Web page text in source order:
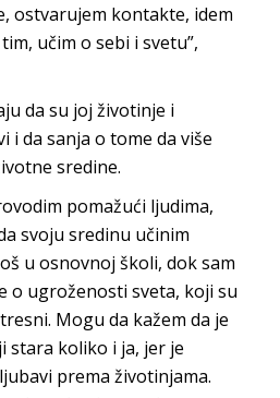
ostvarujem kontakte, idem
učim o sebi i svetu”,
da su joj životinje i
i da sanja o tome da više
e sredine.
pomažući ljudima,
svoju sredinu učinim
u osnovnoj školi, dok sam
o ugroženosti sveta, koji su
Mogu da kažem da je
stara koliko i ja, jer je
prema životinjama.